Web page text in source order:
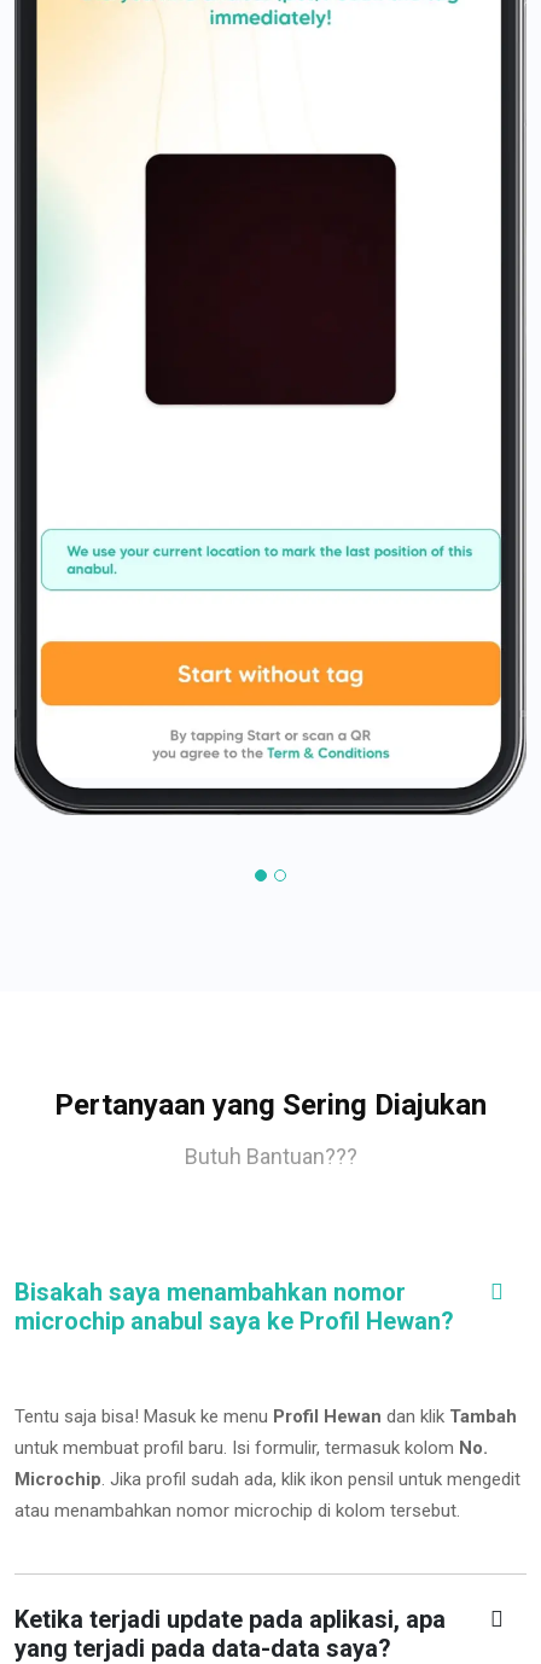
Pertanyaan yang Sering Diajukan
Butuh Bantuan???
Bisakah saya menambahkan nomor
microchip anabul saya ke Profil Hewan?
Tentu saja bisa! Masuk ke menu Profil Hewan dan klik Tambah
untuk membuat profil baru. Isi formulir, termasuk kolom No.
Microchip. Jika profil sudah ada, klik ikon pensil untuk mengedit
atau menambahkan nomor microchip di kolom tersebut.
Ketika terjadi update pada aplikasi, apa
yang terjadi pada data-data saya?